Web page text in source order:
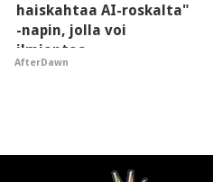
haiskahtaa AI-roskalta"
-napin, jolla voi
ilmiantaa
tekoälytauhkan
AfterDawn